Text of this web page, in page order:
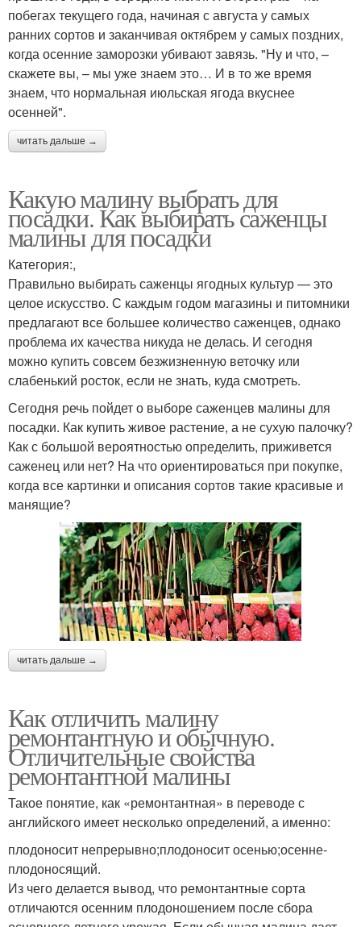
побегах текущего года, начиная с августа у самых
ранних сортов и заканчивая октябрем у самых поздних,
когда осенние заморозки убивают завязь. "Ну и что, –
скажете вы, – мы уже знаем это… И в то же время
знаем, что нормальная июльская ягода вкуснее
осенней".
читать дальше →
Какую малину выбрать для
посадки. Как выбирать саженцы
малины для посадки
Категория:,
Правильно выбирать саженцы ягодных культур — это
целое искусство. С каждым годом магазины и питомники
предлагают все большее количество саженцев, однако
проблема их качества никуда не делась. И сегодня
можно купить совсем безжизненную веточку или
слабенький росток, если не знать, куда смотреть.
Сегодня речь пойдет о выборе саженцев малины для
посадки. Как купить живое растение, а не сухую палочку?
Как с большой вероятностью определить, приживется
саженец или нет? На что ориентироваться при покупке,
когда все картинки и описания сортов такие красивые и
манящие?
читать дальше →
Как отличить малину
ремонтантную и обычную.
Отличительные свойства
ремонтантной малины
Такое понятие, как «ремонтантная» в переводе с
английского имеет несколько определений, а именно:
плодоносит непрерывно;плодоносит осенью;осенне-
плодоносящий.
Из чего делается вывод, что ремонтантные сорта
отличаются осенним плодоношением после сбора